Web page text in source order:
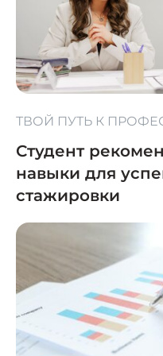
ТВОЙ ПУТЬ К
Студент
навыки для
стажировки